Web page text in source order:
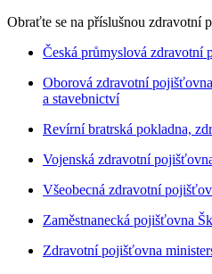
Obraťte se na příslušnou zdravotní
Česká průmyslová zdravotní
Oborová zdravotní
a stavebnictví
Revírní bratrská pokladna,
Vojenská zdravotní
Všeobecná zdravotní
Zaměstnanecká pojišťovna
Zdravotní pojišťovna